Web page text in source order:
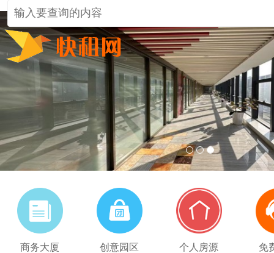
1 2 3
商务大厦 创意园区 个人房源 免